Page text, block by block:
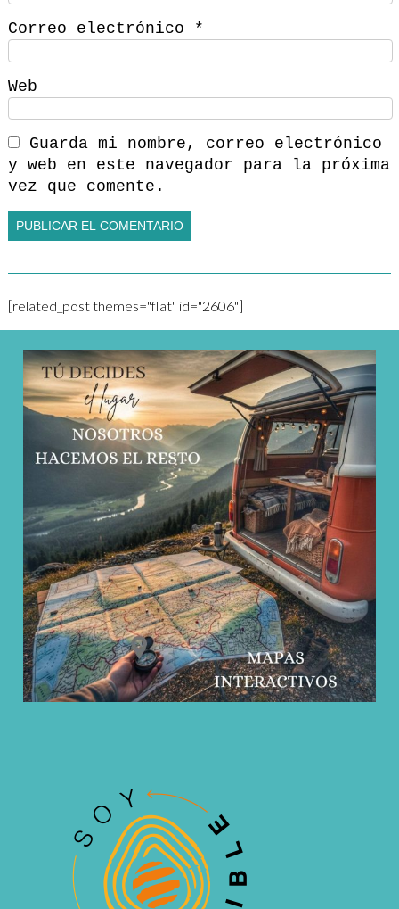
Correo electrónico *
Web
Guarda mi nombre, correo electrónico
y web en este navegador para la próxima
vez que comente.
[related_post themes="flat" id="2606"]